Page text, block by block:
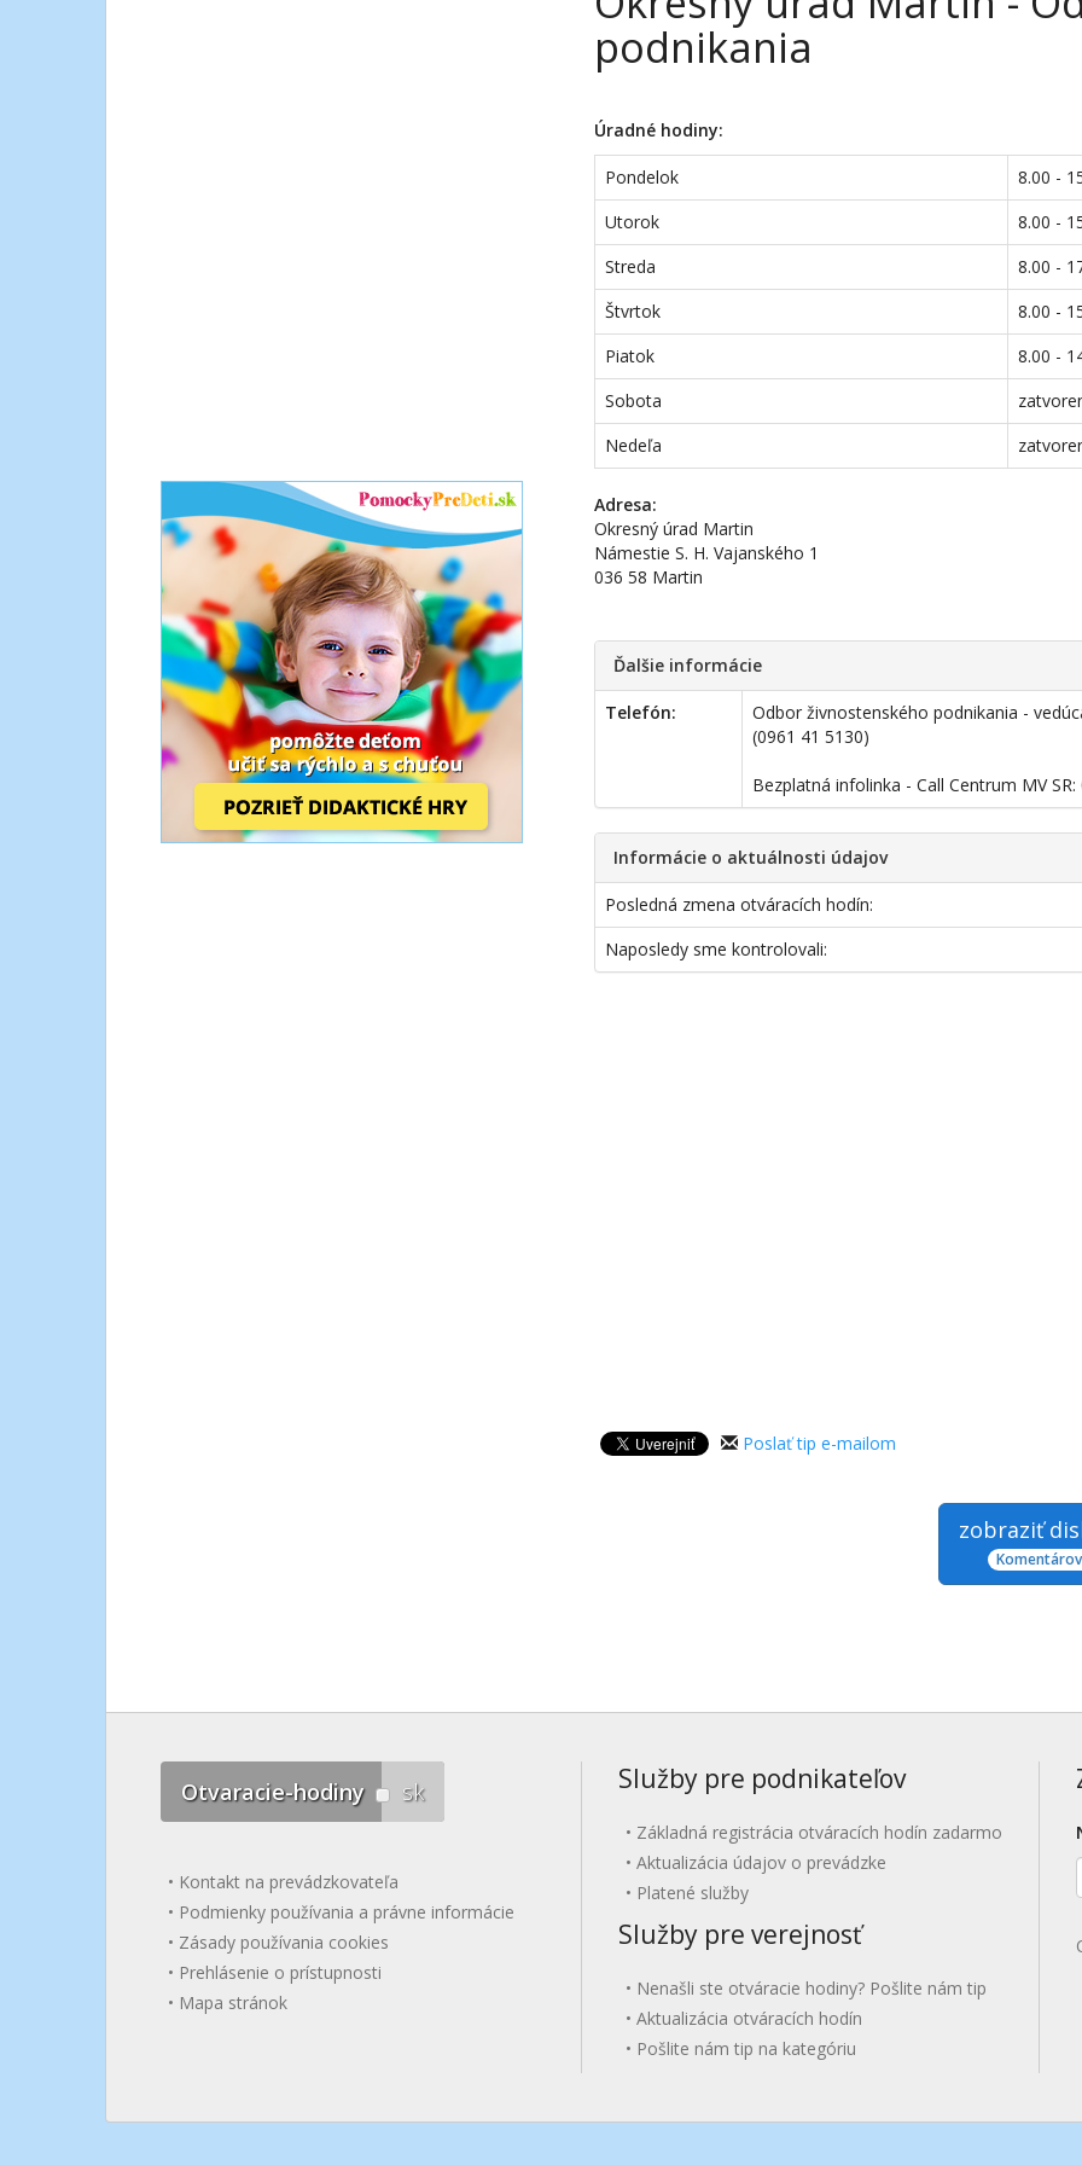
podnikania
Úradné hodiny:
Pondelok
8.00 -
Utorok
8.00 -
Streda
8.00 -
Štvrtok
8.00 -
Piatok
8.00 -
Sobota
Nedeľa
Adresa:
Okresný úrad Martin
Námestie S. H. Vajanského 1
036 58 Martin
Ďalšie informácie
Telefón:
Odbor živnostenského podnikania -
(0961 41 5130)
Bezplatná infolinka - Call Centrum MV
Informácie o aktuálnosti údajov
Posledná zmena otváracích hodín:
Naposledy sme kontrolovali:
Poslať tip e-mailom
zobraziť
Otvaracie-hodiny sk
Kontakt na prevádzkovateľa
Podmienky používania a právne informácie
Zásady používania cookies
Prehlásenie o prístupnosti
Mapa stránok
Služby pre podnikateľov
Základná registrácia otváracích hodín zadarmo
Aktualizácia údajov o prevádzke
Platené služby
Služby pre verejnosť
Nenašli ste otváracie hodiny? Pošlite nám tip
Aktualizácia otváracích hodín
Pošlite nám tip na kategóriu
E-